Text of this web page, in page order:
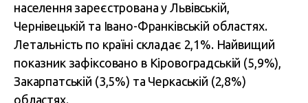
населення зареєстрована у Львівській,
Чернівецькій та Івано-Франківській областях.
Летальність по країні складає 2,1%. Найвищий
показник зафіксовано в Кіровоградській (5,9%),
Закарпатській (3,5%) та Черкаській (2,8%)
областях.